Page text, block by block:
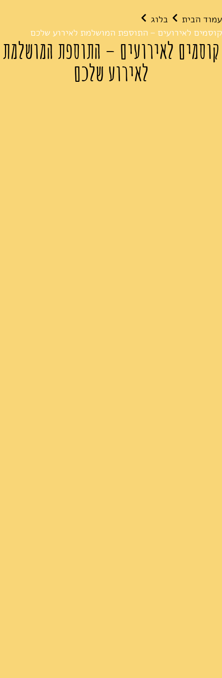
עמוד הבית
בלוג
קוסמים לאירועים – התוספת המושלמת לאירוע שלכם
קוסמים לאירועים – התוספת המושלמת
לאירוע שלכם